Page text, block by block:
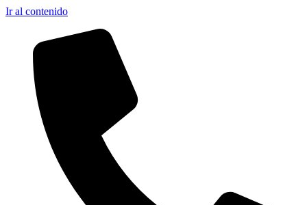
Ir al contenido